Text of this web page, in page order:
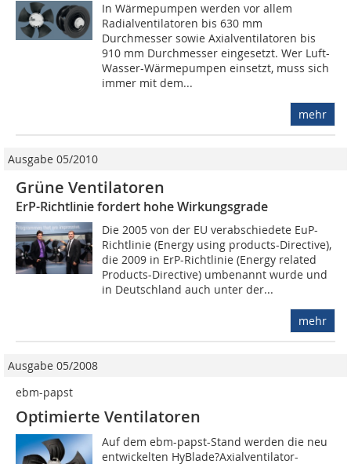
In Wärmepumpen werden vor allem
Radialventilatoren bis 630 mm
Durchmesser sowie Axialventilatoren bis
910 mm Durchmesser eingesetzt. Wer Luft-
Wasser-Wärmepumpen einsetzt, muss sich
immer mit dem...
mehr
Ausgabe 05/2010
Grüne Ventilatoren
ErP-Richtlinie fordert hohe Wirkungsgrade
Die 2005 von der EU verabschiedete EuP-
Richtlinie (Energy using products-Directive),
die 2009 in ErP-Richtlinie (Energy related
Products-Directive) umbenannt wurde und
in Deutschland auch unter der...
mehr
Ausgabe 05/2008
ebm-papst
Optimierte Ventilatoren
Auf dem ebm-papst-Stand werden die neu
entwickelten HyBlade?Axialventilator-